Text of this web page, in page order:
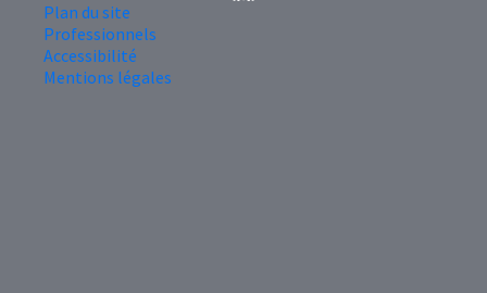
Plan du site
Professionnels
Accessibilité
Mentions légales